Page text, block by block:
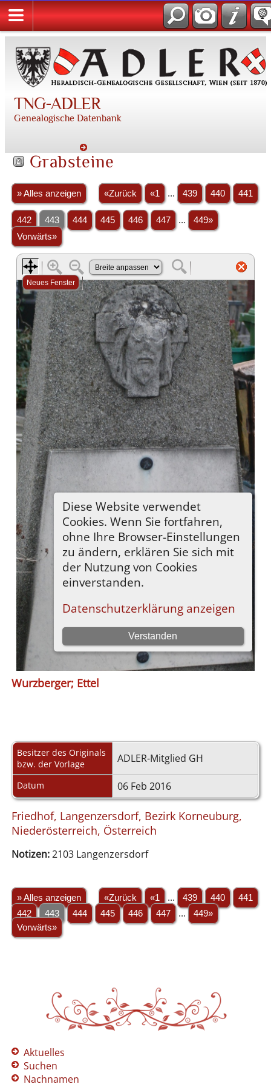
TNG-ADLER
Genealogische Datenbank
Grabsteine
» Alles anzeigen «Zurück «1 ... 439 440 441
442 443 444 445 446 447 ...
449»
Vorwärts»
Wurzberger; Ettel
Besitzer des Originals
bzw. der Vorlage
ADLER-Mitglied GH
Datum 06 Feb 2016
Friedhof, Langenzersdorf, Bezirk Korneuburg,
Niederösterreich, Österreich
Notizen:2103 Langenzersdorf
» Alles anzeigen «Zurück «1 ... 439 440
441
442
443 444 445 446 447 ...
449»
Vorwärts»
Aktuelles
Suchen
Nachnamen